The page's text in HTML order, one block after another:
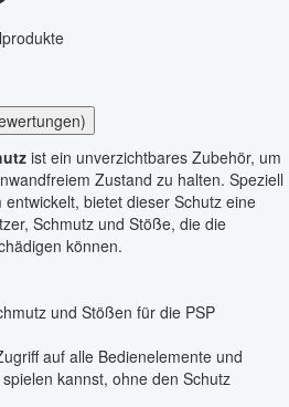
ist ein unverzichtbares Zubehör, um
Zustand zu halten. Speziell
bietet dieser Schutz eine
Schmutz und Stöße, die die
können.
und Stößen für die PSP
auf alle Bedienelemente und
kannst, ohne den Schutz